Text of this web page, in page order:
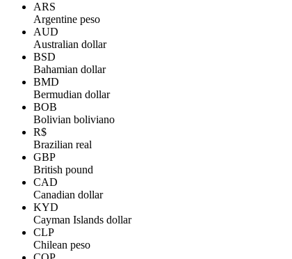
ARS
Argentine peso
AUD
Australian dollar
BSD
Bahamian dollar
BMD
Bermudian dollar
BOB
Bolivian boliviano
R$
Brazilian real
GBP
British pound
CAD
Canadian dollar
KYD
Cayman Islands dollar
CLP
Chilean peso